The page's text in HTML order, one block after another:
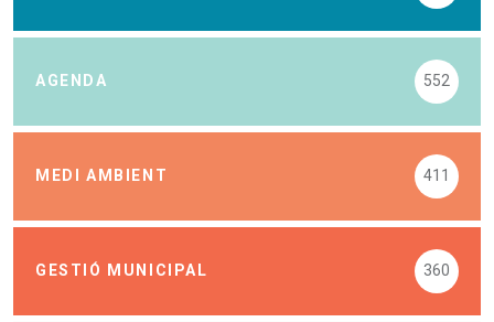
AGENDA 552
MEDI AMBIENT 411
GESTIÓ MUNICIPAL 360